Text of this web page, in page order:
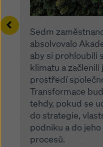
Sedm
absolvovalo
aby si prohloubili
klimatu a
prostředí
Transformace
tehdy, pokud se
do strategie,
podniku a do
procesů.
Left